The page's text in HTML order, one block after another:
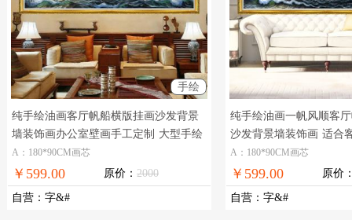
手绘
纯手绘油画客厅帆船横版挂画沙发背景
墙装饰画办公室壁画手工定制 大型手绘
油画适合办公室挂画
A：180*90CM画芯
￥599.00 原价： 2000
自营 ： 字&#
纯手绘油画一帆风顺客
沙发背景墙装饰画 适合
画
A：180*90CM画芯
￥599.00 原价
自营 ： 字&#